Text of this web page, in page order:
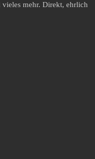
mehr. Direkt, ehrlich